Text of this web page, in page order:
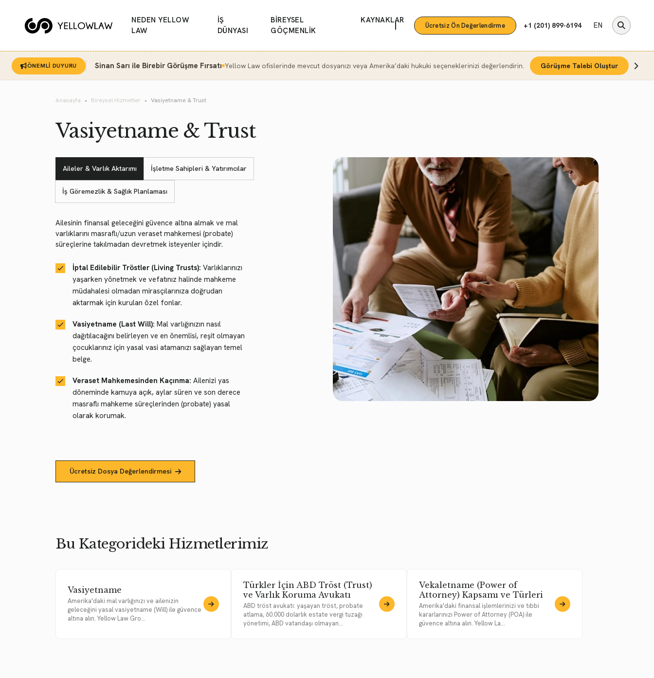
NEDEN YELLOW
LAW
İŞ
DÜNYASI
BİREYSEL
GÖÇMENLİK
KAYNAKLAR
| Ücretsiz Ön Değerlendirme +1 (201) 899-6194 EN
ÖNEMLİ DUYURU Sinan Sarı ile Birebir Görüşme Fırsatı Yellow Law ofislerinde mevcut dosyanızı veya Amerika’daki hukuki seçeneklerinizi değerlendirin. Görüşme Talebi Oluştur
Anasayfa Bireysel Hizmetler Vasiyetname & Trust
Vasiyetname & Trust
Aileler & Varlık Aktarımı İşletme Sahipleri & Yatırımcılar
İş Göremezlik & Sağlık Planlaması
Ailesinin finansal geleceğini güvence altına almak ve mal
varlıklarını masraflı/uzun veraset mahkemesi (probate)
süreçlerine takılmadan devretmek isteyenler içindir.
İptal Edilebilir Tröstler (Living Trusts): Varlıklarınızı
yaşarken yönetmek ve vefatınız halinde mahkeme
müdahalesi olmadan mirasçılarınıza doğrudan
aktarmak için kurulan özel fonlar.
Vasiyetname (Last Will): Mal varlığınızın nasıl
dağıtılacağını belirleyen ve en önemlisi, reşit olmayan
çocuklarınız için yasal vasi atamanızı sağlayan temel
belge.
Veraset Mahkemesinden Kaçınma: Ailenizi yas
döneminde kamuya açık, aylar süren ve son derece
masraflı mahkeme süreçlerinden (probate) yasal
olarak korumak.
Ücretsiz Dosya Değerlendirmesi
Bu Kategorideki Hizmetlerimiz
Vasiyetname
Amerika'daki mal varlığınızı ve ailenizin
geleceğini yasal vasiyetname (Will) ile güvence
altına alın. Yellow Law Gro...
Türkler İçin ABD Tröst (Trust)
ve Varlık Koruma Avukatı
ABD tröst avukatı: yaşayan tröst, probate
atlama, 60.000 dolarlık estate vergi tuzağı
yönetimi, ABD vatandaşı olmayan...
Vekaletname (Power of
Attorney) Kapsamı ve Türleri
Amerika'daki finansal işlemlerinizi ve tıbbi
kararlarınızı Power of Attorney (POA) ile
güvence altına alın. Yellow La...